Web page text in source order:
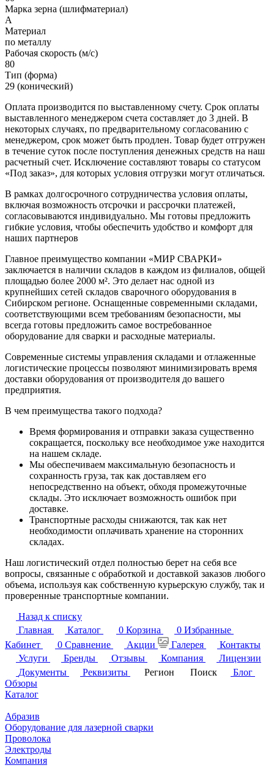
Марка зерна (шлифматериал)
A
Материал
по металлу
Рабочая скорость (м/с)
80
Тип (форма)
29 (конический)
Оплата производится по выставленному счету. Срок оплаты
выставленного менеджером счета составляет до 3 дней. В
некоторых случаях, по предварительному согласованию с
менеджером, срок может быть продлен. Товар будет отгружен
в течение суток после поступления денежных средств на наш
расчетный счет. Исключение составляют товары со статусом
«Под заказ», для которых условия отгрузки могут отличаться.
В рамках долгосрочного сотрудничества условия оплаты,
включая возможность отсрочки и рассрочки платежей,
согласовываются индивидуально. Мы готовы предложить
гибкие условия, чтобы обеспечить удобство и комфорт для
наших партнеров
Главное преимущество компании «МИР СВАРКИ»
заключается в наличии складов в каждом из филиалов, общей
площадью более 2000 м². Это делает нас одной из
крупнейших сетей складов сварочного оборудования в
Сибирском регионе. Оснащенные современными складами,
соответствующими всем требованиям безопасности, мы
всегда готовы предложить самое востребованное
оборудование для сварки и расходные материалы.
Современные системы управления складами и отлаженные
логистические процессы позволяют минимизировать время
доставки оборудования от производителя до вашего
предприятия.
В чем преимущества такого подхода?
Время формирования и отправки заказа существенно
сокращается, поскольку все необходимое уже находится
на нашем складе.
Мы обеспечиваем максимальную безопасность и
сохранность груза, так как доставляем его
непосредственно на объект, обходя промежуточные
склады. Это исключает возможность ошибок при
доставке.
Транспортные расходы снижаются, так как нет
необходимости оплачивать хранение на сторонних
складах.
Наш логистический отдел полностью берет на себя все
вопросы, связанные с обработкой и доставкой заказов любого
объема, используя как собственную курьерскую службу, так и
проверенные транспортные компании.
Назад к списку
Главная
Каталог 0 Корзина 0 Избранные
Кабинет
0 Сравнение Акции Галерея
Контакты
Услуги
Бренды Отзывы Компания
Лицензии
Документы
Реквизиты Регион Поиск
Блог
Обзоры
Каталог
Абразив
Оборудование для лазерной сварки
Проволока
Электроды
Компания